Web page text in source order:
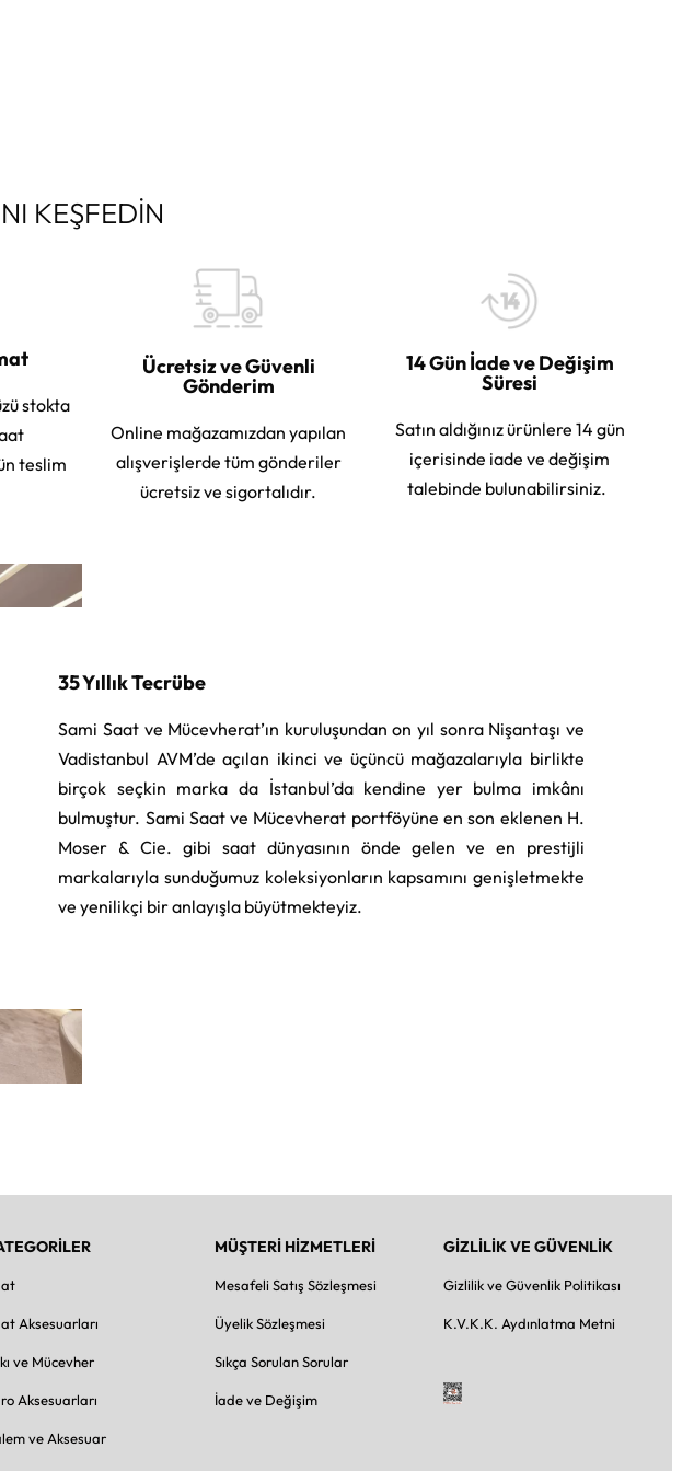
KEŞFEDİN
stokta
teslim
Ücretsiz ve Güvenli
Gönderim
Online mağazamızdan yapılan
alışverişlerde tüm gönderiler
ücretsiz ve sigortalıdır.
14 Gün İade ve Değişim
Süresi
Satın aldığınız ürünlere 14 gün
içerisinde iade ve değişim
talebinde bulunabilirsiniz.
35 Yıllık Tecrübe
Sami Saat ve Mücevherat’ın kuruluşundan on yıl sonra Nişantaşı ve
Vadistanbul AVM’de açılan ikinci ve üçüncü mağazalarıyla birlikte
birçok seçkin marka da İstanbul’da kendine yer bulma imkânı
bulmuştur. Sami Saat ve Mücevherat portföyüne en son eklenen H.
Moser & Cie. gibi saat dünyasının önde gelen ve en prestijli
markalarıyla sunduğumuz koleksiyonların kapsamını genişletmekte
ve yenilikçi bir anlayışla büyütmekteyiz.
Aksesuarları
ve Mücevher
Aksesuarları
ve Aksesuar
MÜŞTERİ HİZMETLERİ
Mesafeli Satış Sözleşmesi
Üyelik Sözleşmesi
Sıkça Sorulan Sorular
İade ve Değişim
GİZLİLİK VE GÜVENLİK
Gizlilik ve Güvenlik Politikası
K.V.K.K. Aydınlatma Metni